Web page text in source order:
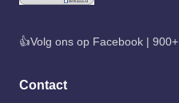
👍Volg ons op Facebook | 900+
Contact